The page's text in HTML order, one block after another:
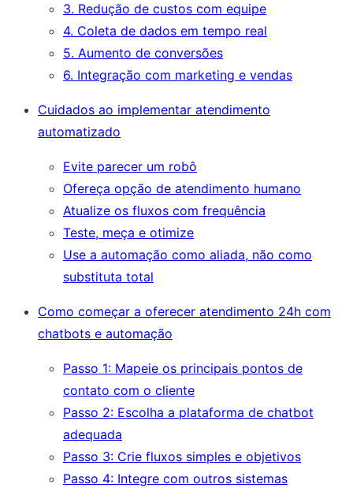
3. Redução de custos com equipe
4. Coleta de dados em tempo real
5. Aumento de conversões
6. Integração com marketing e vendas
Cuidados ao implementar atendimento
automatizado
Evite parecer um robô
Ofereça opção de atendimento humano
Atualize os fluxos com frequência
Teste, meça e otimize
Use a automação como aliada, não como
substituta total
Como começar a oferecer atendimento 24h com
chatbots e automação
Passo 1: Mapeie os principais pontos de
contato com o cliente
Passo 2: Escolha a plataforma de chatbot
adequada
Passo 3: Crie fluxos simples e objetivos
Passo 4: Integre com outros sistemas